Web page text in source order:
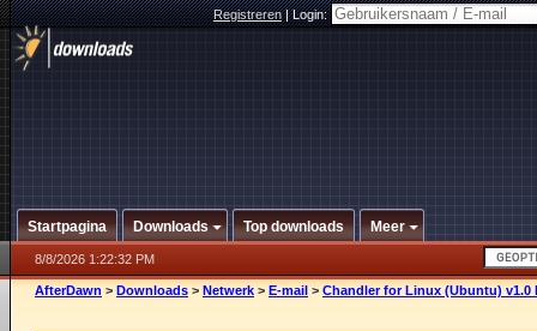
Registreren|Login:
Startpagina Downloads Top downloads Meer
8/8/2026 1:22:32 PM
AfterDawn > Downloads > Netwerk > E-mail > Chandler for Linux (Ubuntu) v1.0